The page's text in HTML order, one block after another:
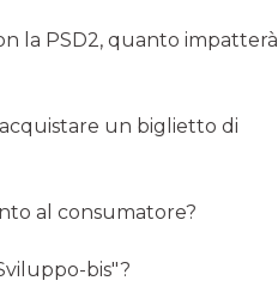
la PSD2, quanto impatterà
un biglietto di
al consumatore?
bis"?